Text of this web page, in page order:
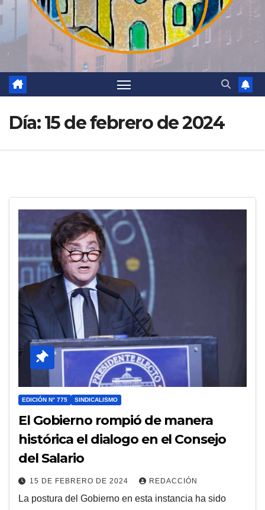
Día:15 de febrero de 2024
EDICIÓN N° 775 SINDICALISMO
El Gobierno rompió de manera
histórica el dialogo en el Consejo
del Salario
15 DE FEBRERO DE 2024 REDACCIÓN
La postura del Gobierno en esta instancia ha sido